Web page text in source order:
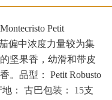
Petit
偏中浓度力量较为集
坚果香，幼滑和带皮
。品型： Petit Robusto
： 古巴包装： 15支